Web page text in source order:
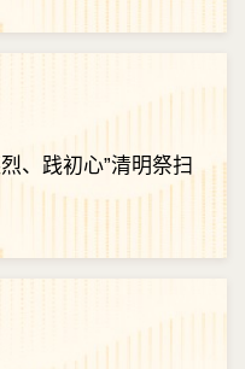
、践初心”清明祭扫